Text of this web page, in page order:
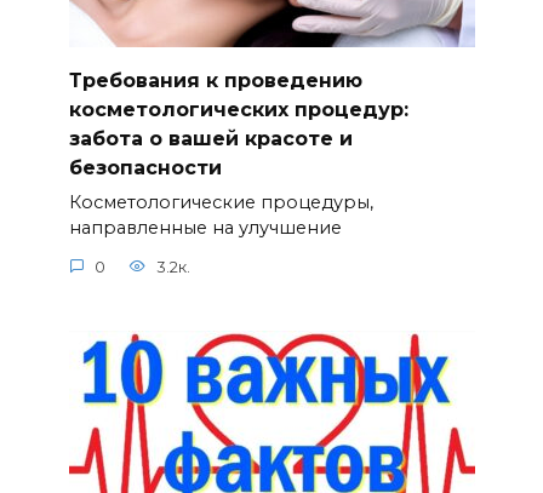
Требования к проведению
косметологических процедур:
забота о вашей красоте и
безопасности
Косметологические процедуры,
направленные на улучшение
0 3.2к.